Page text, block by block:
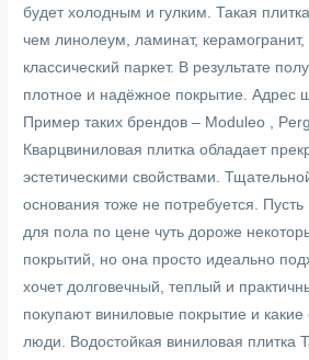
будет холодным и гулким. Такая
чем линолеум, ламинат, керамогранит,
классический паркет. В результате
плотное и надёжное покрытие. Адрес
Пример таких брендов – Moduleo ,
Кварцвиниловая плитка обладает
эстетическими свойствами.
основания тоже не потребуется. Пусть
для пола по цене чуть дороже
покрытий, но она просто идеально
хочет долговечный, теплый и
покупают виниловые покрытие и
люди. Водостойкая виниловая плитка